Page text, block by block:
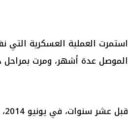
الموصل عدة أشهر، ومرت بمراحل
قبل عشر سنوات، في يونيو 2014، رفعت